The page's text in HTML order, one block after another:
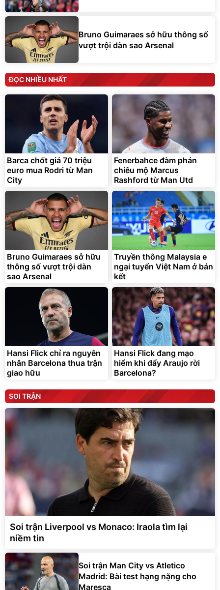
Bruno Guimaraes sở hữu thông số
vượt trội dàn sao Arsenal
ĐỌC NHIỀU NHẤT
Barca chốt giá 70 triệu
euro mua Rodri từ Man
City
Fenerbahce đàm phán
chiêu mộ Marcus
Rashford từ Man Utd
Bruno Guimaraes sở hữu
thông số vượt trội dàn
sao Arsenal
Truyền thông Malaysia e
ngại tuyển Việt Nam ở bán
kết
Hansi Flick chỉ ra nguyên
nhân Barcelona thua trận
giao hữu
Hansi Flick đang mạo
hiểm khi đẩy Araujo rời
Barcelona?
SOI TRẬN
Soi trận Liverpool vs Monaco: Iraola tìm lại
niềm tin
Soi trận Man City vs Atletico
Madrid: Bài test hạng nặng cho
Maresca